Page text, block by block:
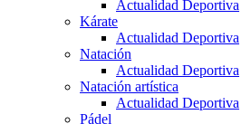
Actualidad Deportiva
Kárate
Actualidad Deportiva
Natación
Actualidad Deportiva
Natación artística
Actualidad Deportiva
Pádel